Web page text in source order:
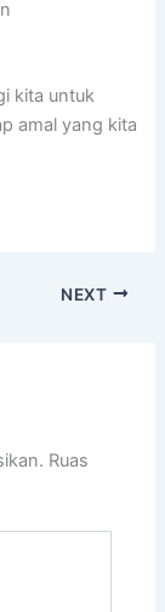
kita untuk
amal yang kita
NEXT
Ruas